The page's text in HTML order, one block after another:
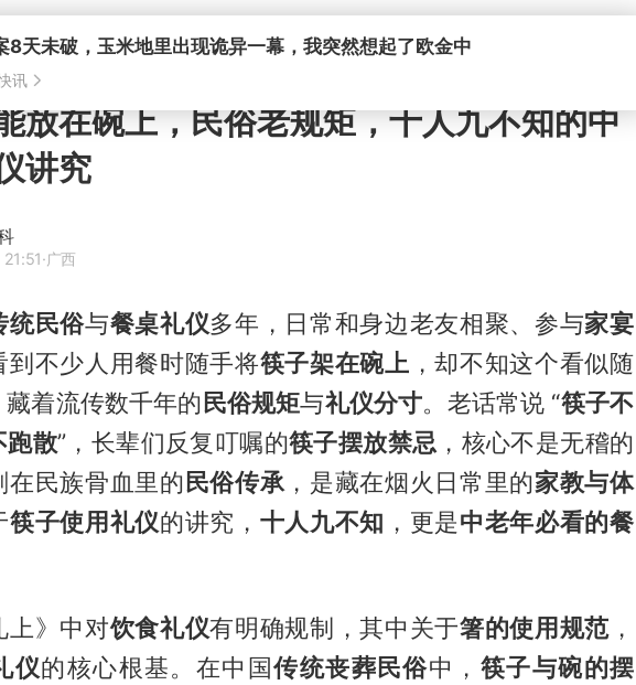
8天未破，玉米地里出现诡异一幕，我突然想起了欧金中
讯
放在碗上，民俗老规矩，十人九不知的中
讲究
·广西
统民俗与餐桌礼仪多年，日常和身边老友相聚、参与家宴
到不少人用餐时随手将筷子架在碗上 ，却不知这个看似随
着流传数千年的民俗规矩与礼仪分寸。老话常说 “筷子不
跑散”，长辈们反复叮嘱的筷子摆放禁忌 ，核心不是无稽的
在民族骨血里的民俗传承，是藏在烟火日常里的家教与体
筷子使用礼仪的讲究， 十人九不知 ，更是中老年必看的餐
上》中对饮食礼仪有明确规制，其中关于箸的使用规范 ，
仪的核心根基。在中国传统丧葬民俗中， 筷子与碗的摆